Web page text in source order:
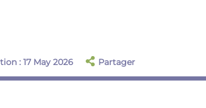
: 17 May 2026 Partager